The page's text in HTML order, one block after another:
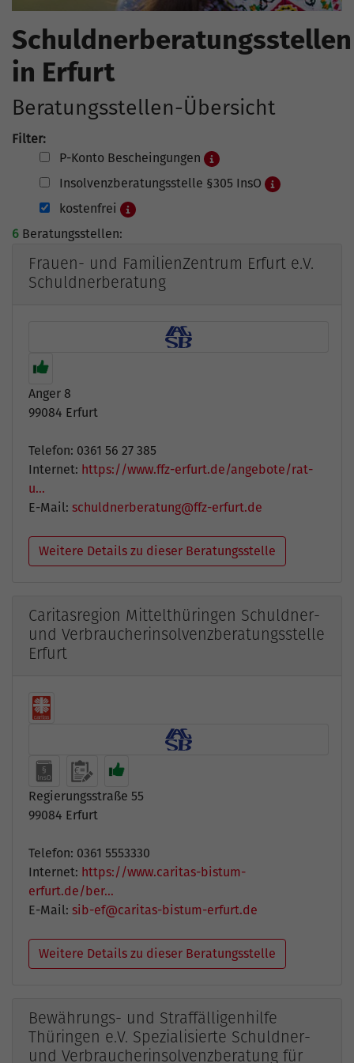
Schuldnerberatungsstellen
in Erfurt
Beratungsstellen-Übersicht
Filter:
P-Konto Bescheingungen
Insolvenzberatungsstelle §305 InsO
kostenfrei
6 Beratungsstellen:
Frauen- und FamilienZentrum Erfurt e.V.
Schuldnerberatung
Anger 8
99084 Erfurt
Telefon: 0361 56 27 385
Internet: https://www.ffz-erfurt.de/angebote/rat-
u…
E-Mail: schuldnerberatung@ffz-erfurt.de
Weitere Details zu dieser Beratungsstelle
Caritasregion Mittelthüringen Schuldner-
und Verbraucherinsolvenzberatungsstelle
Erfurt
Regierungsstraße 55
99084 Erfurt
Telefon: 0361 5553330
Internet: https://www.caritas-bistum-
erfurt.de/ber…
E-Mail: sib-ef@caritas-bistum-erfurt.de
Weitere Details zu dieser Beratungsstelle
Bewährungs- und Straffälligenhilfe
Thüringen e.V. Spezialisierte Schuldner-
und Verbraucherinsolvenzberatung für